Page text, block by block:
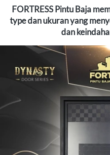
FORTRESS Pintu Baja
type dan ukuran yang
dan